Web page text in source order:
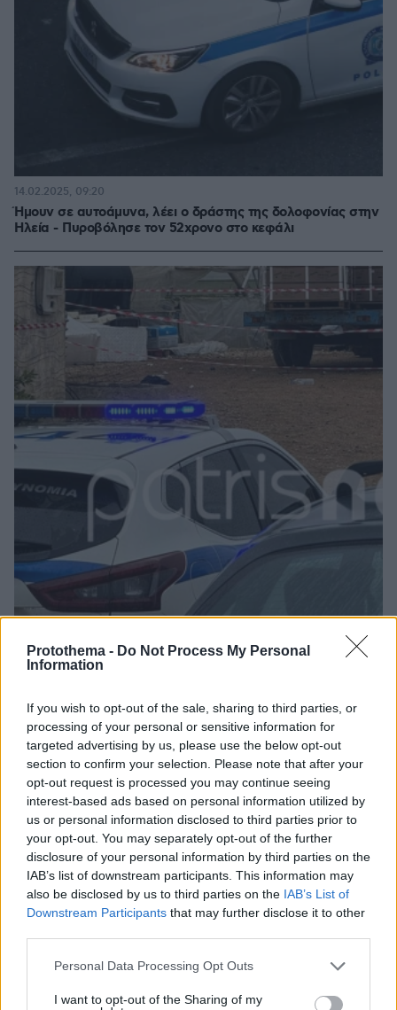
Protothema - Do Not Process My Personal
Information
If you wish to opt-out of the sale, sharing to third parties, or
processing of your personal or sensitive information for
targeted advertising by us, please use the below opt-out
section to confirm your selection. Please note that after your
opt-out request is processed you may continue seeing
interest-based ads based on personal information utilized by
us or personal information disclosed to third parties prior to
your opt-out. You may separately opt-out of the further
disclosure of your personal information by third parties on the
IAB’s list of downstream participants. This information may
also be disclosed by us to third parties on the IAB’s List of
Downstream Participants that may further disclose it to other
Please note that this website/app uses one or more Google
not limited to your visit or usage behaviour. You may click to
Personal Data Processing Opt Outs
I want to opt-out of the Sharing of my
Ήμουν σε αυτοάμυνα, λέει ο δράστης της δολοφονίας στην
Ηλεία - Πυροβόλησε τον 52χρονο στο κεφάλι
14.02.2025, 09:20
Οι διαφορές για τα χωράφια και οι απειλές που οδήγησαν
δράστης
14.02.2025, 11:33